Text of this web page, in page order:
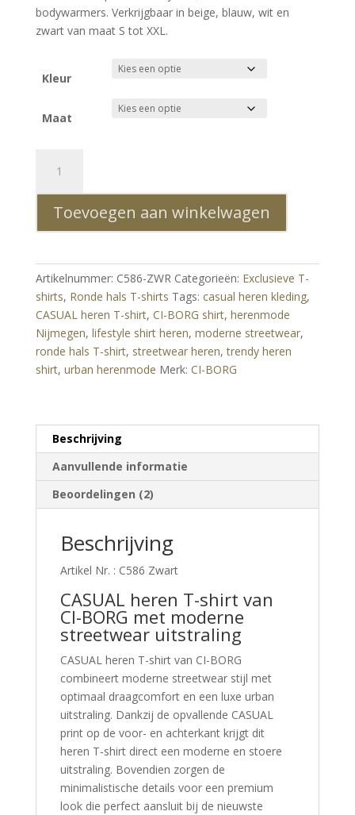
bodywarmers. Verkrijgbaar in beige, blauw, wit en
zwart van maat S tot XXL.
Kleur
Maat
BORG
CASUAL
Lifestyle
Heren
shirt
–
Urban
Streetwear
Shirt
-
Zwart
Toevoegen aan winkelwagen
Artikelnummer: C586-ZWR Categorieën: Exclusieve T-
shirts, Ronde hals T-shirts Tags: casual heren kleding,
CASUAL heren T-shirt, CI-BORG shirt, herenmode
Nijmegen, lifestyle shirt heren, moderne streetwear,
ronde hals T-shirt, streetwear heren,trendy heren
shirt, urban herenmode Merk: CI-BORG
Beschrijving
Aanvullende informatie
Beoordelingen (2)
Beschrijving
Artikel Nr. : C586 Zwart
CASUAL heren T-shirt van
CI-BORG met moderne
streetwear uitstraling
CASUAL heren T-shirt van CI-BORG
combineert moderne streetwear stijl met
optimaal draagcomfort en een luxe urban
uitstraling. Dankzij de opvallende CASUAL
print op de voor- en achterkant krijgt dit
heren T-shirt direct een moderne en stoere
uitstraling. Bovendien zorgen de
minimalistische details voor een premium
look die perfect aansluit bij de nieuwste